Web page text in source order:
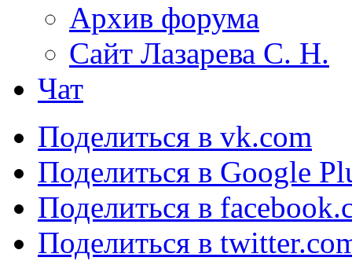
Архив форума
Сайт Лазарева С. Н.
Чат
Поделиться в vk.com
Поделиться в Google
Поделиться в
Поделиться в